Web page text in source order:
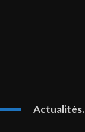
Actualités.